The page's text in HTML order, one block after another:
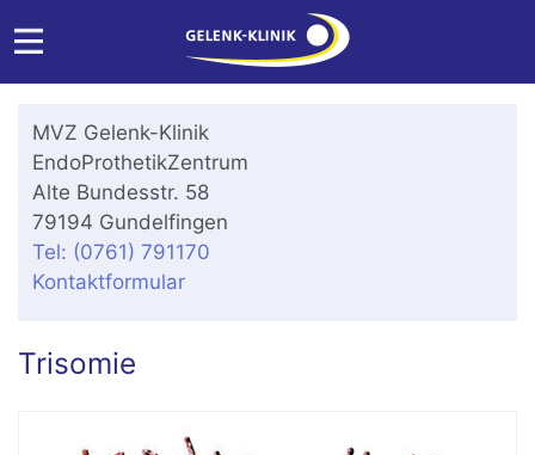
MVZ Gelenk-Klinik
EndoProthetikZentrum
Alte Bundesstr. 58
79194 Gundelfingen
Tel: (0761) 791170
Kontaktformular
Trisomie